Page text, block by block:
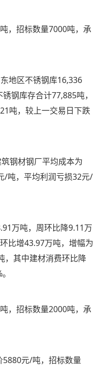
，招标数量7000吨，承
地区不锈钢库16,336
钢库存合计77,885吨，
吨，较上一交易日下跌
钢材钢厂平均成本为
/吨，平均利润亏损32元/
万吨，周环比降9.11万
比增43.97万吨，增幅为
，其中建材消费环比降
，招标数量2000吨，承
元/吨，招标数量